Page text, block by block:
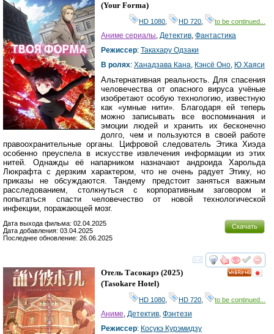
(Your Forma)
HD 1080 HD 720 to be continued...
Аниме сериалы, Детектив, Фантастика
Режиссер: Такахару Одзаки
В ролях: Ханадзава Кана, Кэнсё Оно, Ю Хаяси
Альтернативная реальность. Для спасения
человечества от опасного вируса учёные
изобретают особую технологию, известную
как «умные нити». Благодаря ей теперь
можно записывать все воспоминания и
эмоции людей и хранить их бесконечно
долго, чем и пользуются в своей работе
правоохранительные органы. Цифровой следователь Этика Хиэда
особенно преуспела в искусстве извлечения информации из этих
нитей. Однажды её напарником назначают андроида Харольда
Люкрафта с дерзким характером, что не очень радует Этику, но
приказы не обсуждаются. Тандему предстоит заняться важным
расследованием, столкнуться с корпоративным заговором и
попытаться спасти человечество от новой технологической
инфекции, поражающей мозг.
Скачать
Дата выхода фильма: 02.04.2025
Дата добавления: 03.04.2025
Последнее обновление: 26.06.2025
смотреть
Отель Тасокарэ (2025)
(Tasokare Hotel)
HD 1080 HD 720 to be continued...
Аниме Детектив Фэнтези
Режиссер: Косукэ Курэмидзу